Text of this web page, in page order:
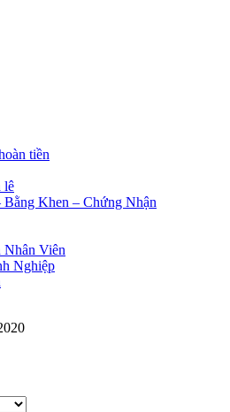
tiền
lê
Khen – Chứng Nhận
Nhân Viên
Nghiệp